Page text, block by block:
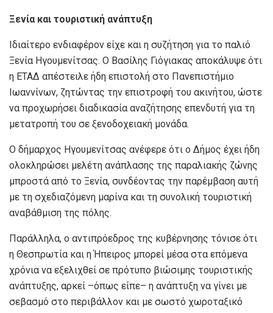
Ξενία και τουριστική ανάπτυξη
Ιδιαίτερο ενδιαφέρον είχε και η συζήτηση για το παλιό
Ξενία Ηγουμενίτσας. Ο Βασίλης Γιόγιακας αποκάλυψε ότι
η ΕΤΑΔ απέστειλε ήδη επιστολή στο Πανεπιστήμιο
Ιωαννίνων, ζητώντας την επιστροφή του ακινήτου, ώστε
να προχωρήσει διαδικασία αναζήτησης επενδυτή για τη
μετατροπή του σε ξενοδοχειακή μονάδα.
Ο δήμαρχος Ηγουμενίτσας ανέφερε ότι ο Δήμος έχει ήδη
ολοκληρώσει μελέτη ανάπλασης της παραλιακής ζώνης
μπροστά από το Ξενία, συνδέοντας την παρέμβαση αυτή
με τη σχεδιαζόμενη μαρίνα και τη συνολική τουριστική
αναβάθμιση της πόλης.
Παράλληλα, ο αντιπρόεδρος της κυβέρνησης τόνισε ότι
η Θεσπρωτία και η Ήπειρος μπορεί μέσα στα επόμενα
χρόνια να εξελιχθεί σε πρότυπο βιώσιμης τουριστικής
ανάπτυξης, αρκεί –όπως είπε– η ανάπτυξη να γίνει με
σεβασμό στο περιβάλλον και με σωστό χωροταξικό